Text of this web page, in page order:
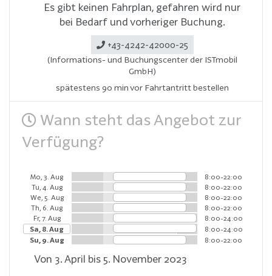
Es gibt keinen Fahrplan, gefahren wird nur
bei Bedarf und vorheriger Buchung.
+43-4242-42000-25
(Informations- und Buchungscenter der ISTmobil
GmbH)
spätestens 90 min vor Fahrtantritt bestellen
Wann steht das Angebot zur
Verfügung?
Mo, 3. Aug
8:00-22:00
Tu, 4. Aug
8:00-22:00
We, 5. Aug
8:00-22:00
Th, 6. Aug
8:00-22:00
Fr, 7. Aug
8:00-24:00
Sa, 8. Aug
8:00-24:00
Su, 9. Aug
8:00-22:00
Von 3. April bis 5. November 2023